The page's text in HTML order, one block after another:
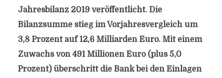
Jahresbilanz 2019 veröffentlicht. Die
Bilanzsumme stieg im Vorjahresvergleich um
3,8 Prozent auf 12,6 Milliarden Euro. Mit einem
Zuwachs von 491 Millionen Euro (plus 5,0
Prozent) überschritt die Bank bei den Einlagen